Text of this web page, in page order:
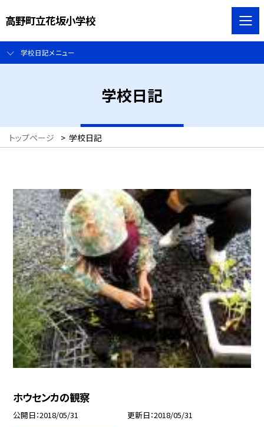
高野町立花坂小学校
学校日記メニュー
学校日記
トップページ > 学校日記
ホウセンカの観察
公開日 2018/05/31 更新日 2018/05/31